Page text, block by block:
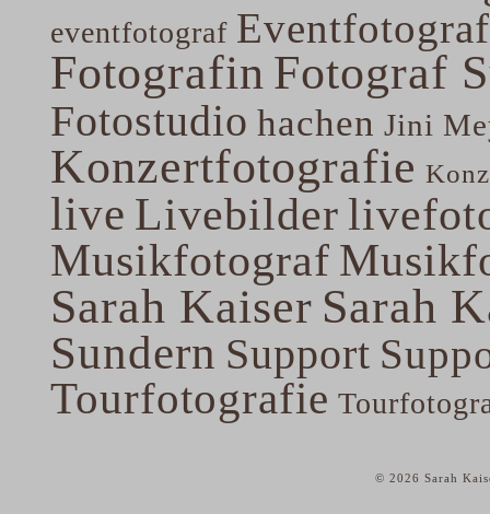
eventfotograf
Fotografin Fotograf
Fotostudio hachen Jini
Konzertfotografie
live Livebilder
Musikfotograf
Sarah Kaiser Sarah
Sundern Support
Tourfotografie
© 2026 Sarah